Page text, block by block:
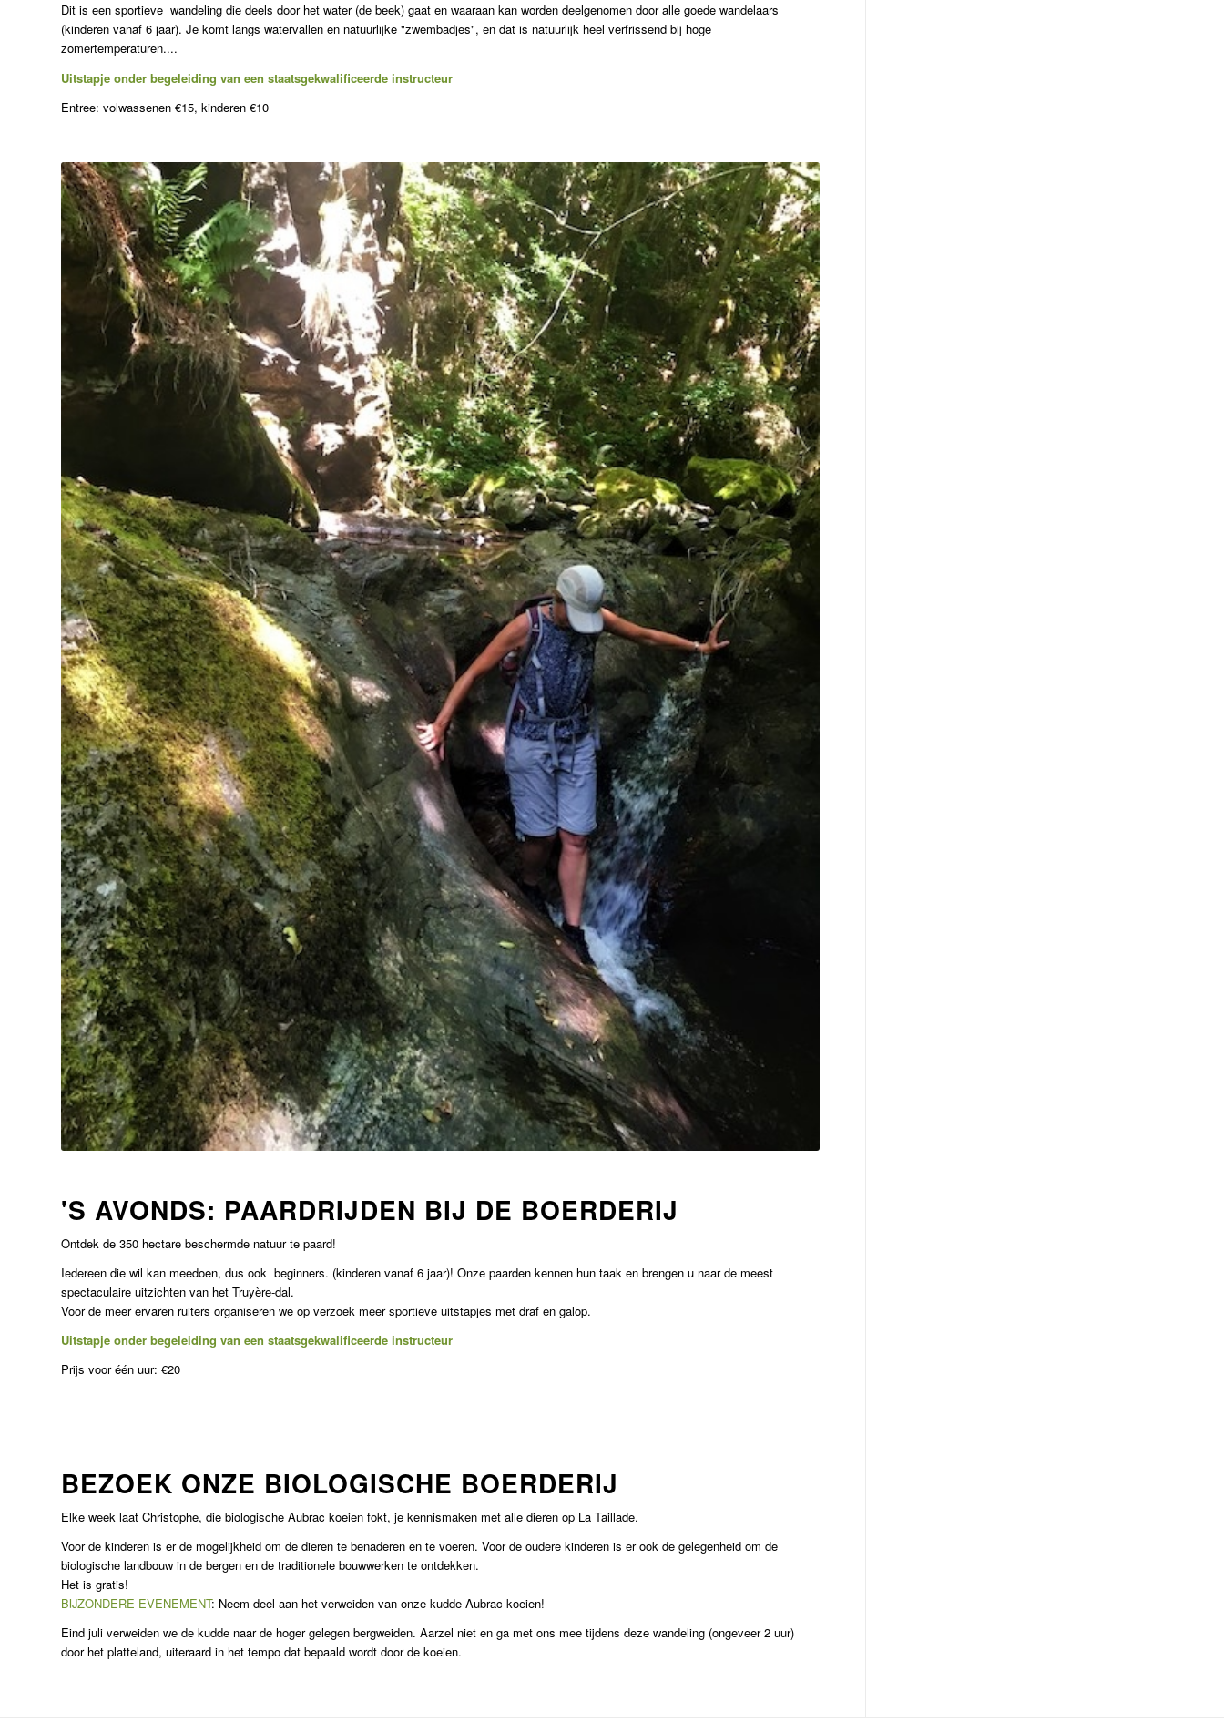
Dit is een sportieve wandeling die deels door het water (de beek) gaat en waaraan kan worden deelgenomen door alle goede wandelaars
(kinderen vanaf 6 jaar). Je komt langs watervallen en natuurlijke "zwembadjes", en dat is natuurlijk heel verfrissend bij hoge
zomertemperaturen....
Uitstapje onder begeleiding van een staatsgekwalificeerde instructeur
Entree: volwassenen €15, kinderen €10
'S AVONDS: PAARDRIJDEN BIJ DE BOERDERIJ
Ontdek de 350 hectare beschermde natuur te paard!
Iedereen die wil kan meedoen, dus ook beginners. (kinderen vanaf 6 jaar)! Onze paarden kennen hun taak en brengen u naar de meest
spectaculaire uitzichten van het Truyère-dal.
Voor de meer ervaren ruiters organiseren we op verzoek meer sportieve uitstapjes met draf en galop.
Uitstapje onder begeleiding van een staatsgekwalificeerde instructeur
Prijs voor één uur: €20
BEZOEK ONZE BIOLOGISCHE BOERDERIJ
Elke week laat Christophe, die biologische Aubrac koeien fokt, je kennismaken met alle dieren op La Taillade.
Voor de kinderen is er de mogelijkheid om de dieren te benaderen en te voeren. Voor de oudere kinderen is er ook de gelegenheid om de
biologische landbouw in de bergen en de traditionele bouwwerken te ontdekken.
Het is gratis!
BIJZONDERE EVENEMENT: Neem deel aan het verweiden van onze kudde Aubrac-koeien!
Eind juli verweiden we de kudde naar de hoger gelegen bergweiden. Aarzel niet en ga met ons mee tijdens deze wandeling (ongeveer 2 uur)
door het platteland, uiteraard in het tempo dat bepaald wordt door de koeien.